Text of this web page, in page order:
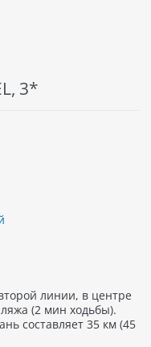
3*
линии, в центре
(2 мин ходьбы).
составляет 35 км (45